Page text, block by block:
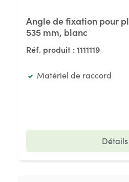
Angle de fixation pour
535 mm, blanc
Réf. produit :1111119
Matériel de raccord
Détails